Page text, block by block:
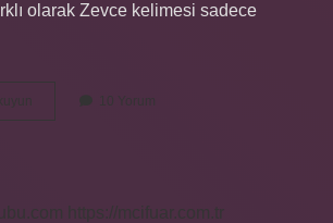
olarak Zevce kelimesi sadece
Zevc
10 Yorum
https://mcifuar.com.tr